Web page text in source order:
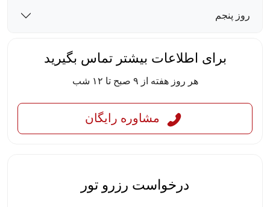
روز پنجم
برای اطلاعات بیشتر تماس بگیرید
هر روز هفته از ۹ صبح تا ۱۲ شب
مشاوره رایگان
درخواست رزرو تور